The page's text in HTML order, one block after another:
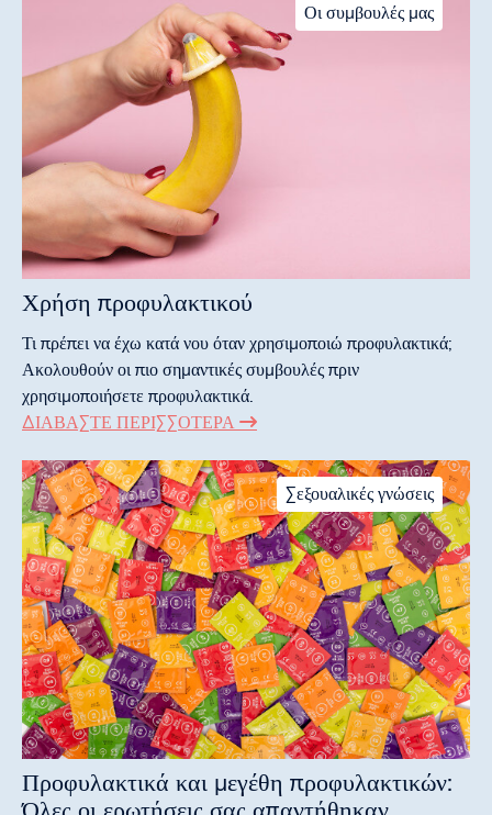
Οι συμβουλές μας
Χρήση προφυλακτικού
Τι πρέπει να έχω κατά νου όταν χρησιμοποιώ προφυλακτικά;
Ακολουθούν οι πιο σημαντικές συμβουλές πριν
χρησιμοποιήσετε προφυλακτικά.
ΔΙΑΒΆΣΤΕ ΠΕΡΙΣΣΌΤΕΡΑ
Σεξουαλικές γνώσεις
Προφυλακτικά και μεγέθη προφυλακτικών: